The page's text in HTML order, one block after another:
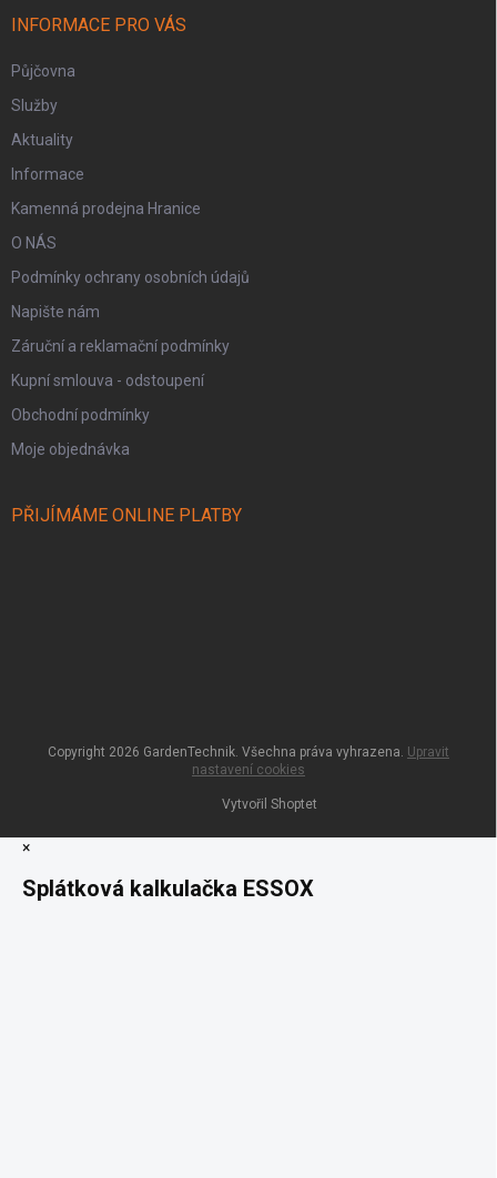
INFORMACE PRO VÁS
Půjčovna
Služby
Aktuality
Informace
Kamenná prodejna Hranice
O NÁS
Podmínky ochrany osobních údajů
Napište nám
Záruční a reklamační podmínky
Kupní smlouva - odstoupení
Obchodní podmínky
Moje objednávka
PŘIJÍMÁME ONLINE PLATBY
Vytvořil Shoptet
Copyright 2026 GardenTechnik. Všechna práva vyhrazena. Upravit
nastavení cookies
×
Splátková kalkulačka ESSOX